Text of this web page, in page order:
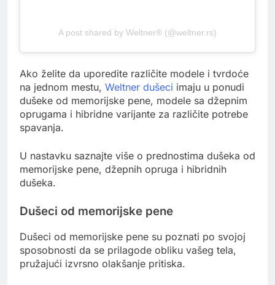
A post shared by Weltner® (@weltner.rs)
Ako želite da uporedite različite modele i tvrdoće
na jednom mestu, Weltner dušeci imaju u ponudi
dušeke od memorijske pene, modele sa džepnim
oprugama i hibridne varijante za različite potrebe
spavanja.
U nastavku saznajte više o prednostima dušeka od
memorijske pene, džepnih opruga i hibridnih
dušeka.
Dušeci od memorijske pene
Dušeci od memorijske pene su poznati po svojoj
sposobnosti da se prilagode obliku vašeg tela,
pružajući izvrsno olakšanje pritiska.